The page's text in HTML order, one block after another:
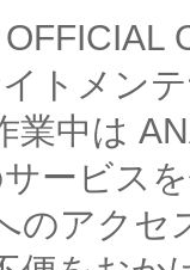
トメン
業中は
ービス
のアクセ